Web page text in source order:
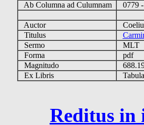
Ab Columna ad Culumnam
0779
Auctor
Titulus
Sermo
MLT
Forma
pdf
Magnitudo
Ex Libris
Reditus in